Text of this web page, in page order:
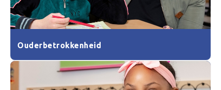
Ouderbetrokkenheid